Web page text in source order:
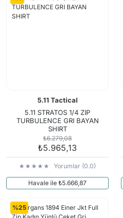
5.11 Tactical
5.11 STRATOS 1/4 ZIP
TURBULENCE GRI BAYAN
SHIRT
₺6.279,08
₺5.965,13
Yorumlar (0.0)
Havale ile ₺5.666,87
%25